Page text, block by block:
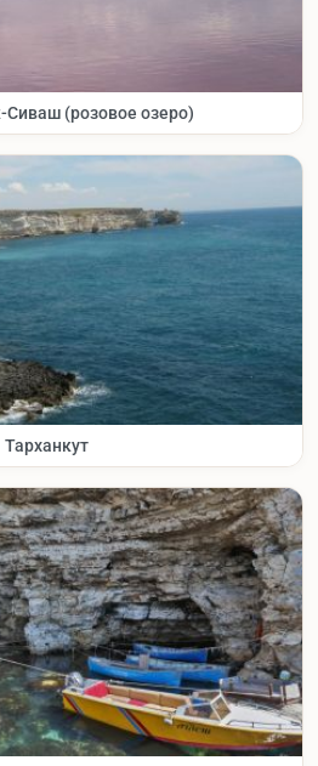
Сиваш (розовое озеро)
Тарханкут